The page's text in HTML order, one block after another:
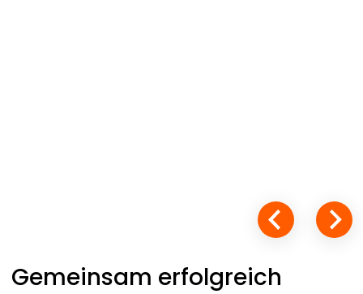
Gemeinsam erfolgreich